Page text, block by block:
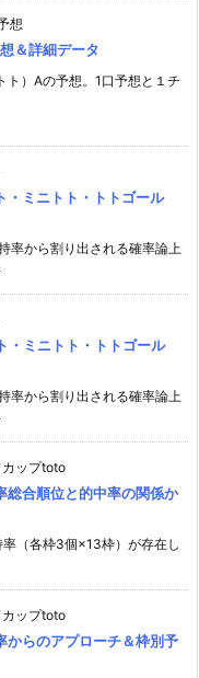
想
＆詳細データ
）Aの予想。1口予想と１チ
ミニトト・トトゴール
率から割り出される確率論上
ミニトト・トトゴール
率から割り出される確率論上
カップtoto
合順位と的中率の関係か
（各枠3個×13枠）が存在し
カップtoto
らのアプローチ＆枠別予